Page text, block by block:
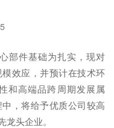
部件基础为扎实，现对
效应，并预计在技术环
和高端品跨周期发展属
，将给予优质公司较高
头企业。